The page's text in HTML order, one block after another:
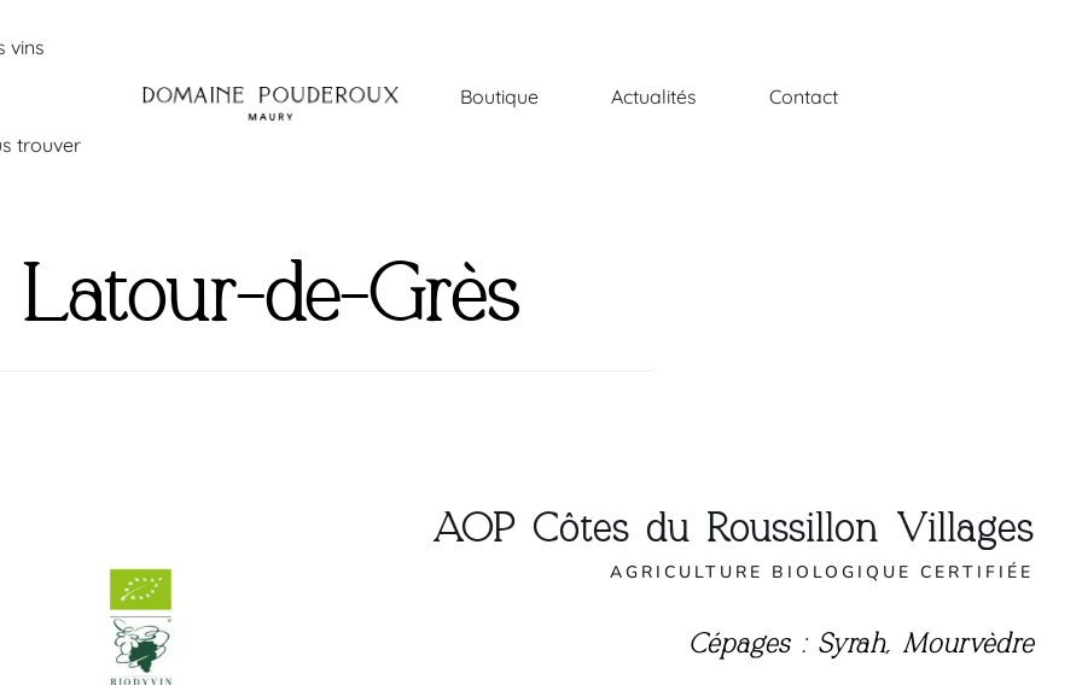
vins
trouver
Boutique Actualités Contact
Latour-de-Grès
AOP Côtes du Roussillon Villages
AGRICULTURE BIOLOGIQUE CERTIFIÉE
Cépages : Syrah, Mourvèdre